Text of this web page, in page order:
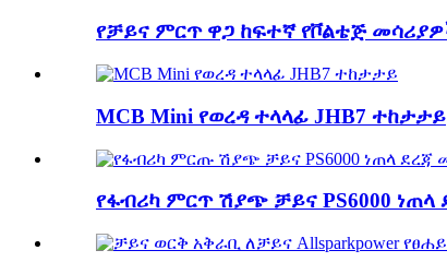
የቻይና ምርጥ ዋጋ ከፍተኛ የቮልቴጅ
MCB Mini የወረዳ ተላላፊ JHB7 ተከታታይ
የፋብሪካ ምርጥ ሽያጭ ቻይና PS6000 ነጠላ